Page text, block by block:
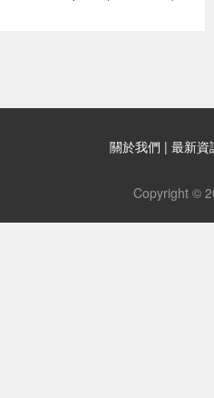
關於我們 | 最新資
Copyright ©